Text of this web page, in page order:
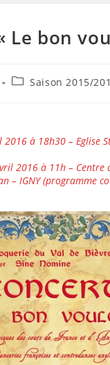
Le bon
Saison 2015/
à 18h30 – Eglise
2016 à 11h – Centre
– IGNY (programme